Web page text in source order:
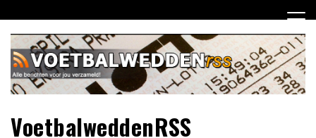
naar
inhoud
VoetbalweddenRSS